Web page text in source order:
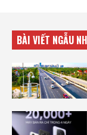
BÀI VIẾT NGẪU